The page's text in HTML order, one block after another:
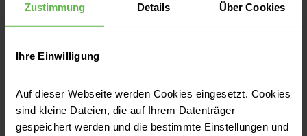
Zustimmung Details Über Cookies
Ihre Einwilligung
Auf dieser Webseite werden Cookies eingesetzt. Cookies
sind kleine Dateien, die auf Ihrem Datenträger
gespeichert werden und die bestimmte Einstellungen und
Wie wird das
Die Diagnose des Beckenvenensyndroms ist
anspruchsvoll, weil es keine